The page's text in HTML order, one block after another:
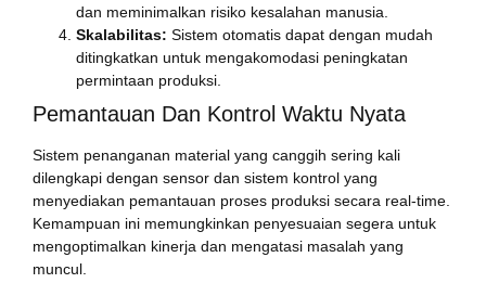
dan meminimalkan risiko kesalahan manusia.
Skalabilitas: Sistem otomatis dapat dengan mudah
ditingkatkan untuk mengakomodasi peningkatan
permintaan produksi.
Pemantauan Dan Kontrol Waktu Nyata
Sistem penanganan material yang canggih sering kali
dilengkapi dengan sensor dan sistem kontrol yang
menyediakan pemantauan proses produksi secara real-time.
Kemampuan ini memungkinkan penyesuaian segera untuk
mengoptimalkan kinerja dan mengatasi masalah yang
muncul.